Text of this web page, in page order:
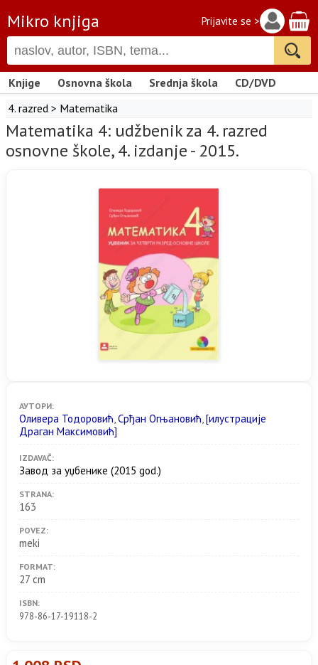
Mikro knjiga Prijavite se >
Knjige Osnovna škola Srednja škola
CD/DVD
4. razred > Matematika
Matematika 4: udžbenik za 4. razred
osnovne škole, 4. izdanje - 2015.
АУТОРИ:
Оливера Тодоровић Срђан Огњановић [илустрације
Драган Максимовић]
IZDAVAČ:
Завод за уџбенике (2015 god.)
STRANA:
163
POVEZ:
meki
FORMAT:
27 cm
ISBN:
978-86-17-19118-2